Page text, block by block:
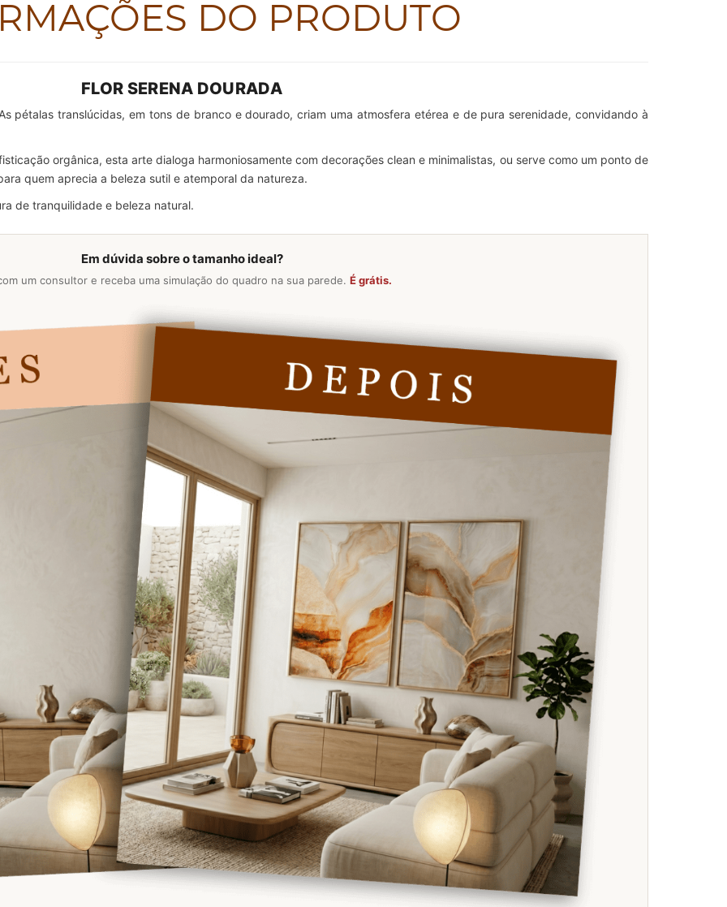
DO PRODUTO
FLOR SERENA DOURADA
pétalas translúcidas, em tons de branco e dourado, criam uma atmosfera etérea e de pura serenidade, convidando à
orgânica, esta arte dialoga harmoniosamente com decorações clean e minimalistas, ou serve como um ponto de
quem aprecia a beleza sutil e atemporal da natureza.
de tranquilidade e beleza natural.
Em dúvida sobre o tamanho ideal?
um consultor e receba uma simulação do quadro na sua parede. É grátis.